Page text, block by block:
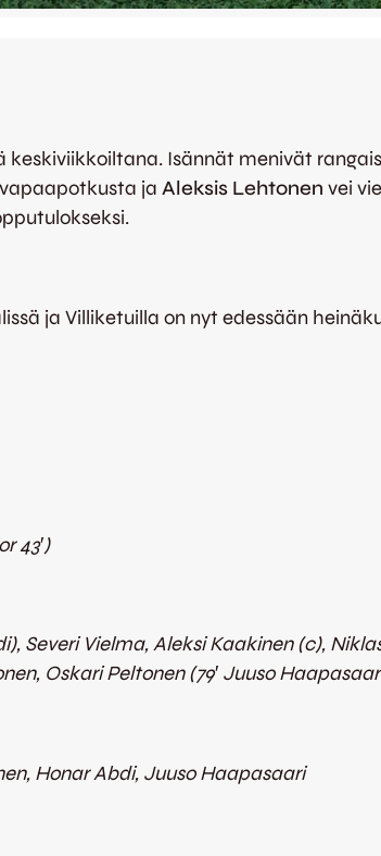
Isännät menivät
ja Aleksis Lehtonen vei
ja Villiketuilla on nyt edessään
43′)
Severi Vielma, Aleksi Kaakinen (c),
Oskari Peltonen (79′ Juuso
Honar Abdi, Juuso Haapasaari